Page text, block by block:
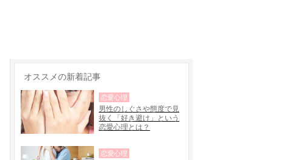
オススメの新着記事
男性のしぐさや態度で見
抜く「好き避け」という
恋愛心理とは？
恋愛心理
恋愛心理